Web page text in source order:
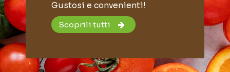
Gustosi e convenienti!
Scoprili tutti